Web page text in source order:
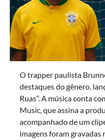
O trapper paulista
destaques do gênero,
Ruas”. A música conta
Music, que assina a
acompanhado de um
imagens foram gravadas